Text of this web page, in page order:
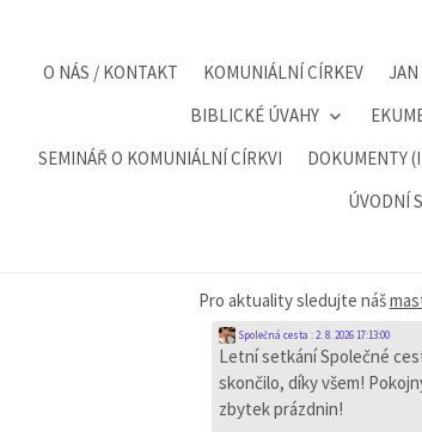
O NÁS / KONTAKT KOMUNIÁLNÍ CÍRKEV
BIBLICKÉ ÚVAHY
SEMINÁŘ O KOMUNIÁLNÍ CÍRKVI
DOKUMENTY
ÚVODNÍ
Pro aktuality sledujte náš
Společná cesta :2. 8. 2026 17:13:00
Letní setkání Společné
skončilo, díky všem!
zbytek prázdnin!